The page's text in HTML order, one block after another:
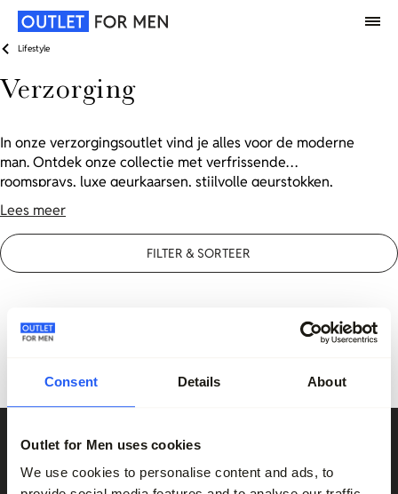
Consent Details About
Outlet for Men uses cookies
We use cookies to personalise content and ads, to
Lifestyle
Verzorging
In onze verzorgingsoutlet vind je alles voor de moderne
man. Ontdek onze collectie met verfrissende
roomsprays, luxe geurkaarsen, stijlvolle geurstokken,
mannelijke parfums en hoogwaardige handzeep. Elk
product is ontworpen om je leefomgeving en dagelijkse
routine een stijlvolle en frisse upgrade te geven. Shop
nu en vind jouw verzorgingsproducten tegen extra
Lees meer
FILTER & SORTEER